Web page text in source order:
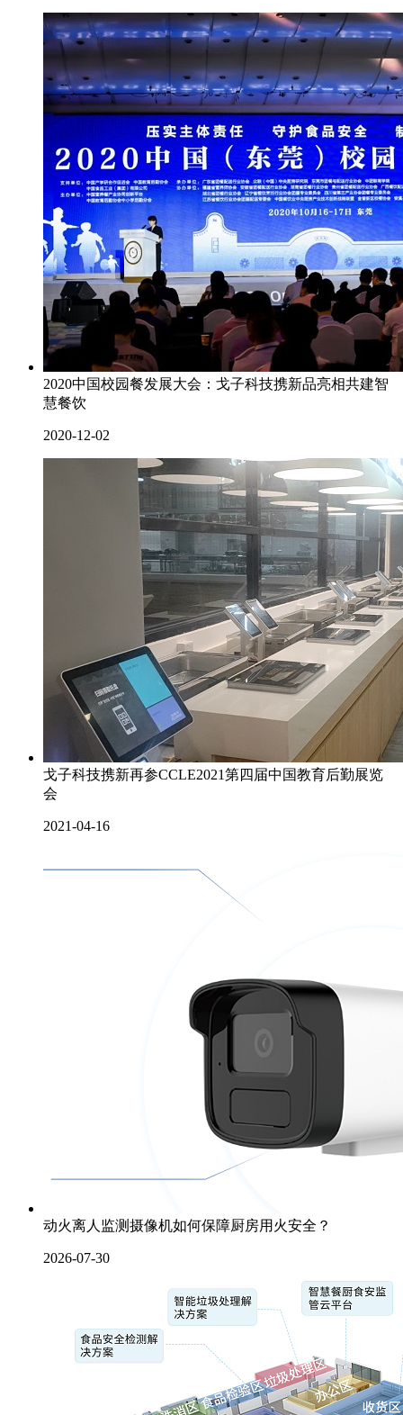
2020中国校园餐发展大会：戈子科技携新品亮相共建智
慧餐饮
2020-12-02
戈子科技携新再参CCLE2021第四届中国教育后勤展览
会
2021-04-16
动火离人监测摄像机如何保障厨房用火安全？
2026-07-30